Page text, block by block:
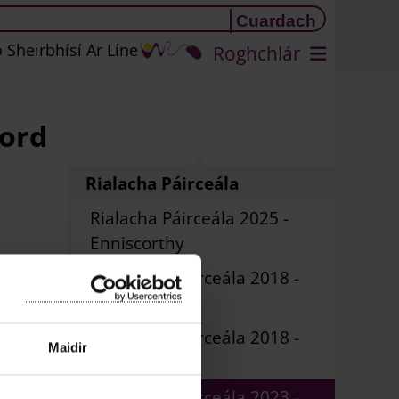
Maidir
Roghchlár
Sheirbhísí Ar Líne
Rialacha Páirceála
Rialacha Páirceála 2025 -
Enniscorthy
Rialacha Pháirceála 2018 -
Gorey
Rialacha Pháirceála 2018 -